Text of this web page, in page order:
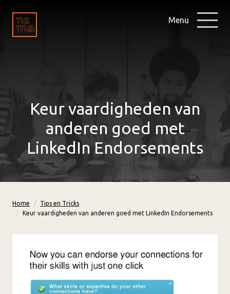
Menu
Keur vaardigheden van
anderen goed met
LinkedIn Endorsements
Home
Tips en Tricks
Keur vaardigheden van anderen goed met LinkedIn Endorsements